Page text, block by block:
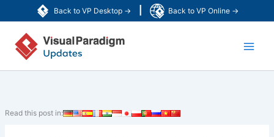
Back to VP Desktop → Back to VP Online →
至
Read this post in: